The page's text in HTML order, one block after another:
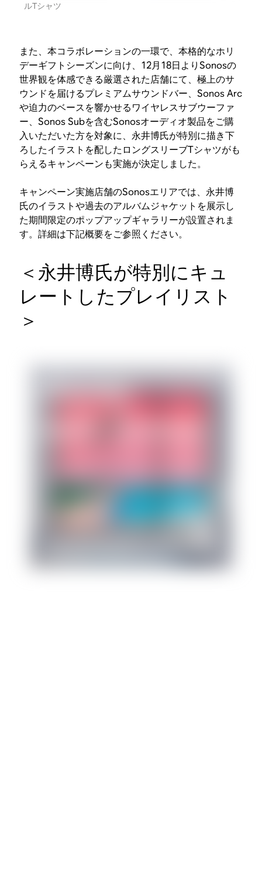
ルTシャツ
また、本コラボレーションの一環で、本格的なホリ
デーギフトシーズンに向け、12月18日よりSonosの
世界観を体感できる厳選された店舗にて、極上のサ
ウンドを届けるプレミアムサウンドバー、Sonos Arc
や迫力のベースを響かせるワイヤレスサブウーファ
ー、Sonos Subを含むSonosオーディオ製品をご購
入いただいた方を対象に、永井博氏が特別に描き下
ろしたイラストを配したロングスリーブTシャツがも
らえるキャンペーンも実施が決定しました。
キャンペーン実施店舗のSonosエリアでは、永井博
氏のイラストや過去のアルバムジャケットを展示し
た期間限定のポップアップギャラリーが設置されま
す。詳細は下記概要をご参照ください。
＜永井博氏が特別にキュ
レートしたプレイリスト
＞